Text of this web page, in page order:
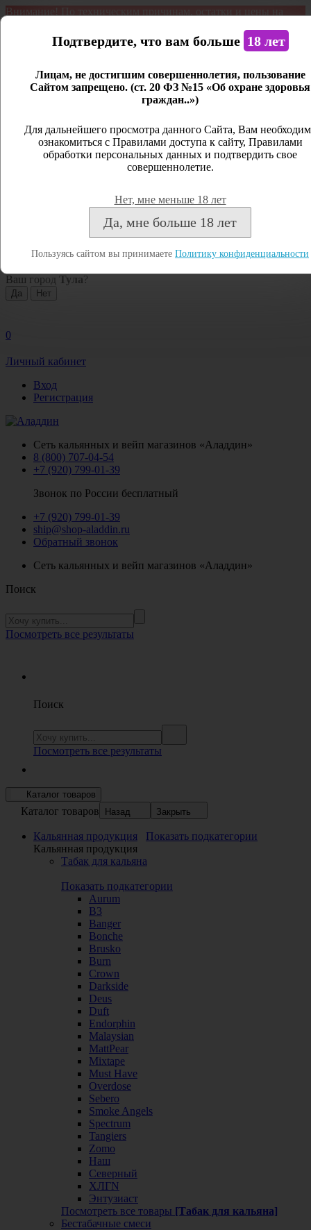
Внимание! По техническим причинам, остатки и цены на
является демонстрационным. Дистанционная продажа не
Открыть сайдбар
Личный кабинет
Закрыть
Посмотреть все результаты
Ваш город Тула ?
0
Личный кабинет
Вход
Регистрация
Сеть кальянных и вейп магазинов «Аладдин»
8 (800) 707-04-54
+7 (920) 799-01-39
Звонок по России бесплатный
+7 (920) 799-01-39
ship@shop-aladdin.ru
Обратный звонок
Сеть кальянных и вейп магазинов «Аладдин»
Поиск
Посмотреть все результаты
Поиск
Посмотреть все результаты
Каталог товаров
Каталог товаров Назад Закрыть
Кальянная продукция
Показать подкатегории
Кальянная продукция
Табак для кальяна
Показать подкатегории
Aurum
B3
Banger
Bonche
Brusko
Burn
Crown
Darkside
Deus
Duft
Endorphin
Malaysian
MattPear
Mixtape
Must Have
Overdose
Sebero
Smoke Angels
Spectrum
Tangiers
Zomo
Наш
Северный
ХЛГN
Энтузиаст
Посмотреть все товары [Табак для кальяна]
Бестабачные смеси
Подтвердите, что вам больше 18 лет
Лицам, не достигшим совершеннолетия, пользование
Сайтом запрещено. (ст. 20 ФЗ №15 «Об охране здоровья
граждан..»)
Для дальнейшего просмотра данного Сайта, Вам
ознакомиться с Правилами доступа к сайту, Правилами
обработки персональных данных и подтвердить свое
совершеннолетие.
Нет, мне меньше 18 лет
Да, мне больше 18 лет
Пользуясь сайтом вы принимаете Политику конфиденциальности